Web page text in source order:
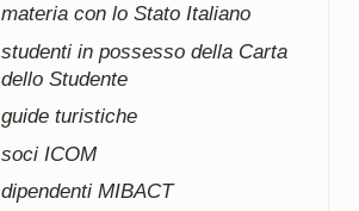
materia con lo Stato Italiano
studenti in possesso della Carta
dello Studente
guide turistiche
soci ICOM
dipendenti MIBACT